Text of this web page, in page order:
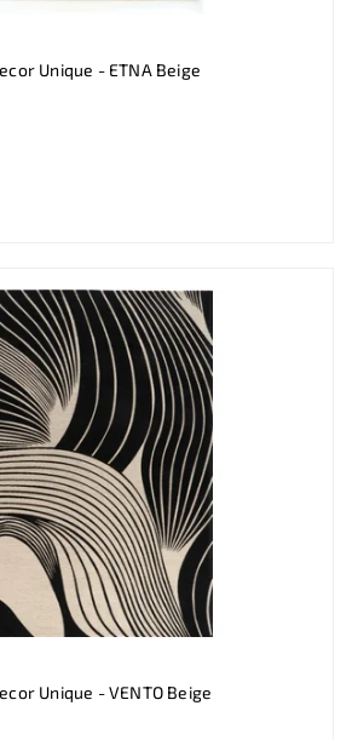
Unique - ETNA Beige
Unique - VENTO Beige